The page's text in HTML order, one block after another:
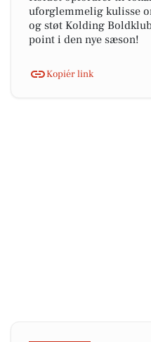
uforglemmelig kulisse
og støt Kolding
point i den nye sæson!
Kopiér link